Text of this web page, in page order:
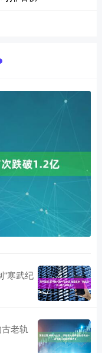
寒武纪
老轨